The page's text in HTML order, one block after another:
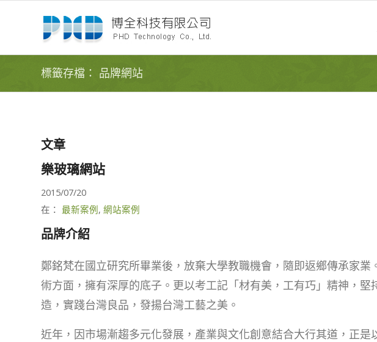
標籤存檔： 品牌網站
文章
樂玻璃網站
2015/07/20
在： 最新案例, 網站案例
品牌介紹
鄭銘梵在國立研究所畢業後，放棄大學教職機會，隨即返鄉傳承家業
術方面，擁有深厚的底子。更以考工記「材有美，工有巧」精神，堅
造，實踐台灣良品，發揚台灣工藝之美。
近年，因市場漸趨多元化發展，產業與文化創意結合大行其道，正是